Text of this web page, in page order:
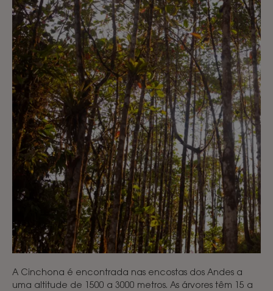
A Cinchona é encontrada nas encostas dos Andes a
uma altitude de 1500 a 3000 metros. As árvores têm 15 a